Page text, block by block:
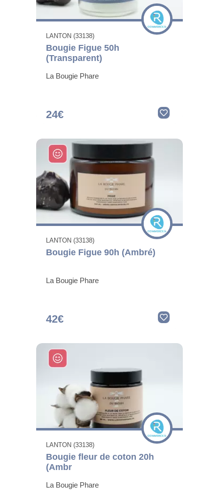
LANTON (33138)
Bougie Figue 50h
(Transparent)
La Bougie Phare
24€
LANTON (33138)
Bougie Figue 90h (Ambré)
La Bougie Phare
42€
LANTON (33138)
Bougie fleur de coton 20h
(Ambr
La Bougie Phare